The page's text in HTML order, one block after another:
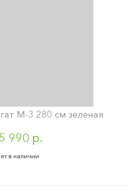
М-3 280 см зеленая
990 р.
в наличии